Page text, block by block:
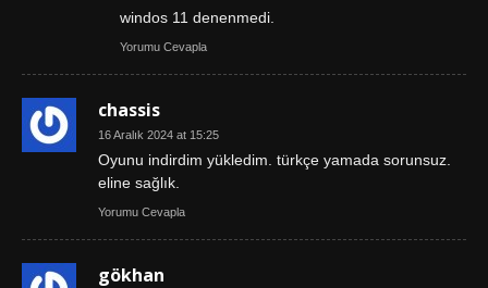
windos 11 denenmedi.
Yorumu Cevapla
chassis
16 Aralık 2024 at 15:25
Oyunu indirdim yükledim. türkçe yamada sorunsuz.
eline sağlık.
Yorumu Cevapla
gökhan